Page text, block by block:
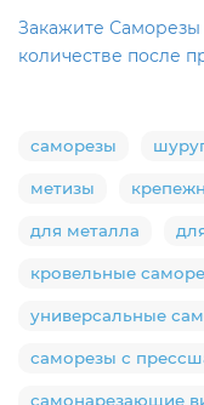
Закажите Саморезы
количестве после
саморезы
метизы
для металла
кровельные
универсальные
саморезы с
самонарезающие